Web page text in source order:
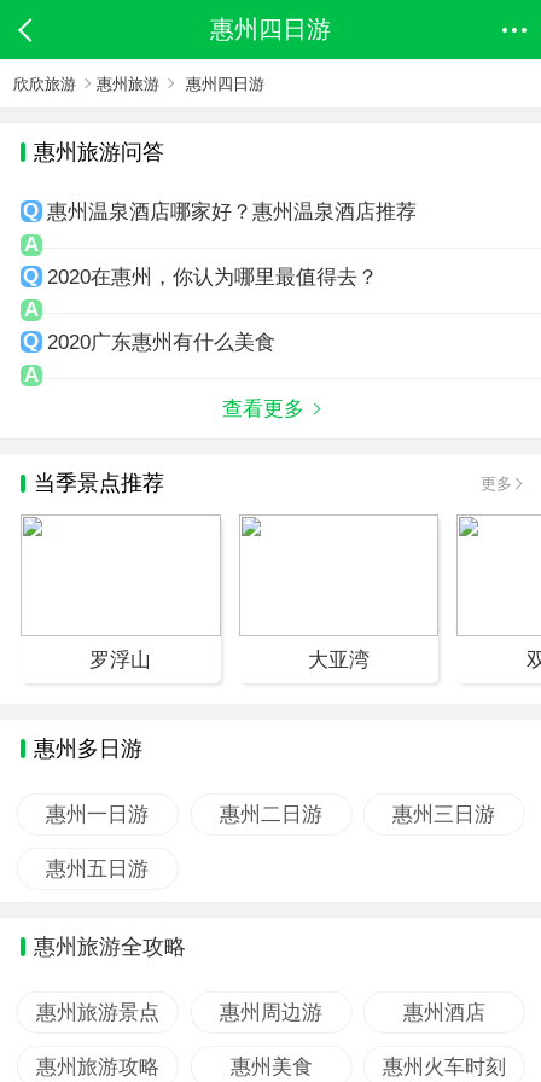
惠州四日游
欣欣旅游 惠州旅游 惠州四日游
惠州旅游问答
惠州温泉酒店哪家好？惠州温泉酒店推荐
2020在惠州，你认为哪里最值得去？
2020广东惠州有什么美食
查看更多
当季景点推荐 更多
罗浮山 大亚湾
惠州多日游
惠州一日游 惠州二日游 惠州三日游
惠州五日游
惠州旅游全攻略
惠州旅游景点 惠州周边游 惠州酒店
惠州旅游攻略 惠州美食 惠州火车时刻